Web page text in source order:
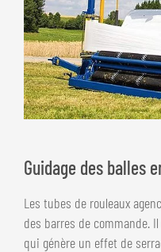
Guidage des balles
Les tubes de rouleaux
des barres de commande.
qui génère un effet de